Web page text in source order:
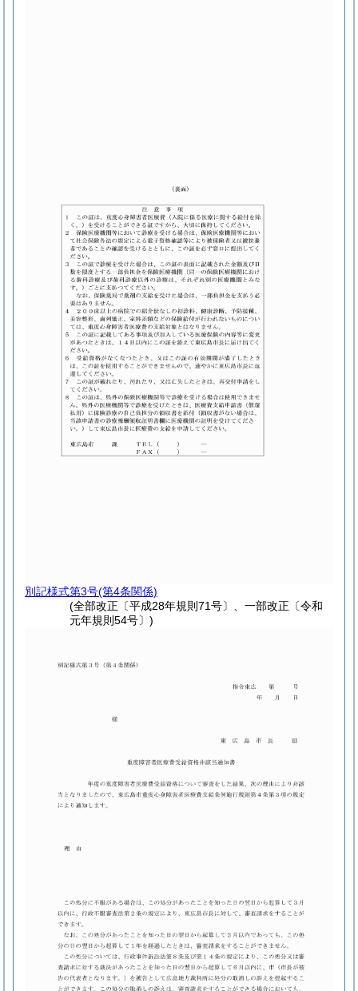
別記様式第3号(第4条関係)
(全部改正〔平成28年規則71号〕、一部改正〔令和
元年規則54号〕)